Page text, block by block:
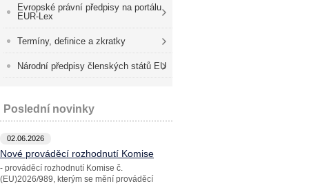
Evropské právní předpisy na portálu
EUR-Lex
Termíny, definice a zkratky
Národní předpisy členských států EU
Poslední novinky
02.06.2026
Nové prováděcí rozhodnutí Komise
- prováděcí rozhodnutí Komise č.
(EU)2026/989, kterým se mění prováděcí